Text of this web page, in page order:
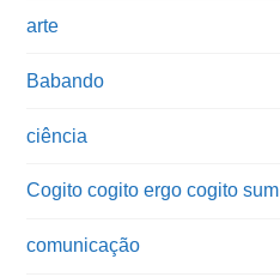
arte
Babando
ciência
Cogito cogito ergo cogito sum
comunicação